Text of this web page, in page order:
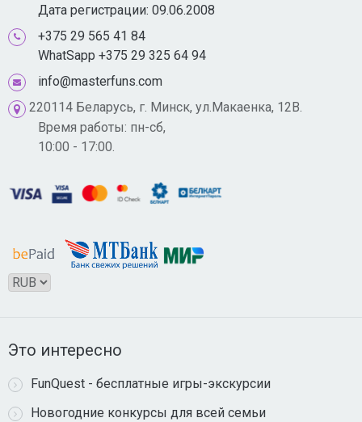
Дата регистрации: 09.06.2008
+375 29 565 41 84
WhatSapp +375 29 325 64 94
info@masterfuns.com
220114 Беларусь, г. Минск, ул.Макаенка, 12В.
Время работы: пн-сб,
10:00 - 17:00.
Это интересно
FunQuest - бесплатные игры-экскурсии
Новогодние конкурсы для всей семьи